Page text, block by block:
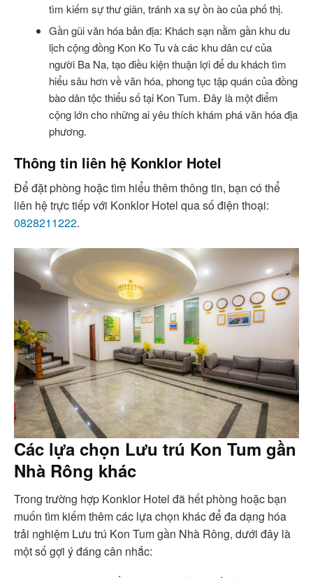
tìm kiếm sự thư giãn, tránh xa sự ồn ào của phố thị.
Gần gũi văn hóa bản địa: Khách sạn nằm gần khu du
lịch cộng đồng Kon Ko Tu và các khu dân cư của
người Ba Na, tạo điều kiện thuận lợi để du khách tìm
hiểu sâu hơn về văn hóa, phong tục tập quán của đồng
bào dân tộc thiểu số tại Kon Tum. Đây là một điểm
cộng lớn cho những ai yêu thích khám phá văn hóa địa
phương.
Thông tin liên hệ Konklor Hotel
Để đặt phòng hoặc tìm hiểu thêm thông tin, bạn có thể
liên hệ trực tiếp với Konklor Hotel qua số điện thoại:
0828211222.
Các lựa chọn Lưu trú Kon Tum gần
Nhà Rông khác
Trong trường hợp Konklor Hotel đã hết phòng hoặc bạn
muốn tìm kiếm thêm các lựa chọn khác để đa dạng hóa
trải nghiệm Lưu trú Kon Tum gần Nhà Rông, dưới đây là
một số gợi ý đáng cân nhắc: